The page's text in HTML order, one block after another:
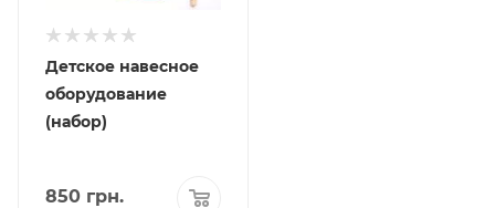
Детское навесное
оборудование
(набор)
850 грн.